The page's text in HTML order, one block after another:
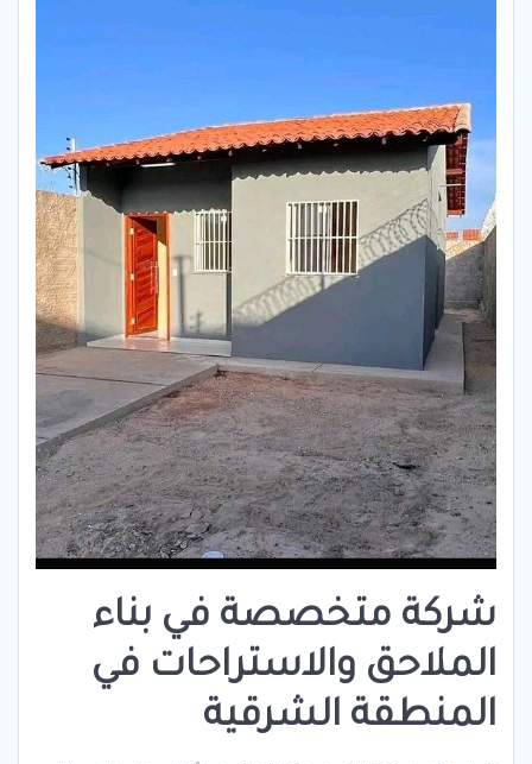
شركة متخصصة في بناء
الملاحق والاستراحات في
المنطقة الشرقية